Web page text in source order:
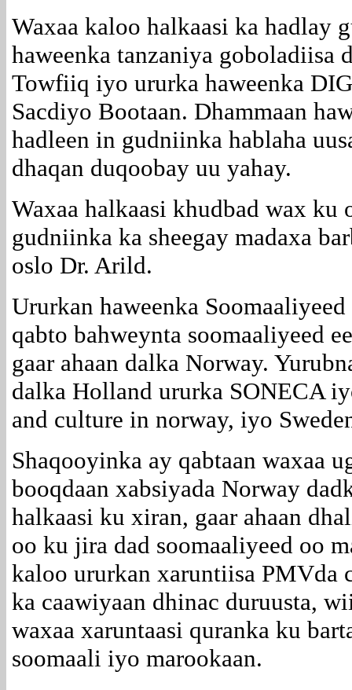
Waxaa kaloo halkaasi ka hadlay
haweenka tanzaniya goboladiisa
Towfiiq iyo ururka haweenka
Sacdiyo Bootaan. Dhammaan
hadleen in gudniinka hablaha
dhaqan duqoobay uu yahay.
Waxaa halkaasi khudbad wax ku
gudniinka ka sheegay madaxa
oslo Dr. Arild.
Ururkan haweenka
qabto bahweynta soomaaliyeed
gaar ahaan dalka Norway.
dalka Holland ururka SONECA
and culture in norway, iyo
Shaqooyinka ay qabtaan waxaa
booqdaan xabsiyada Norway
halkaasi ku xiran, gaar ahaan
oo ku jira dad soomaaliyeed oo
kaloo ururkan xaruntiisa PMVda
ka caawiyaan dhinac duruusta,
waxaa xaruntaasi quranka ku
soomaali iyo marookaan.